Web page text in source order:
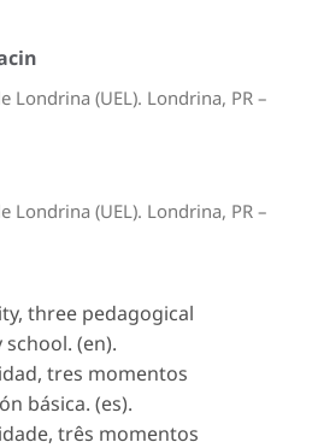
Londrina (UEL). Londrina, PR –
Londrina (UEL). Londrina, PR –
three pedagogical
(en).
tres momentos
básica. (es).
três momentos